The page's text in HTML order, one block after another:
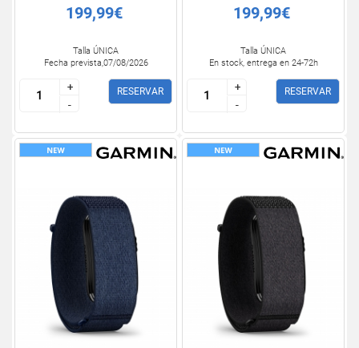
199,99€
Talla ÚNICA
Fecha prevista,07/08/2026
+
-
+
-
RESERVAR
199,99€
Talla ÚNICA
En stock, entrega en 24-72h
+
-
+
-
RESERVAR